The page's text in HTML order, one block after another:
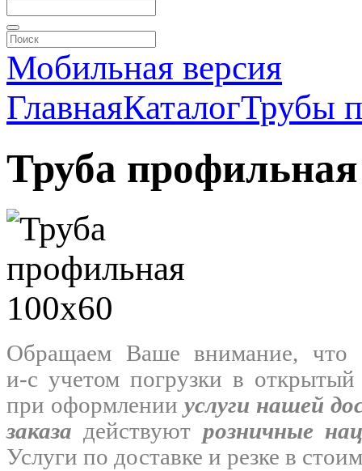
Мобильная версия
ГлавнаяКаталогТрубы
Труба
Обращаем Ваше внимание,
и-с учетом погрузки в
при оформлении услуги нашей
заказа действуют розничные
Услуги по доставке и резке в